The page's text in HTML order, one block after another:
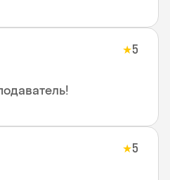
★5
★5